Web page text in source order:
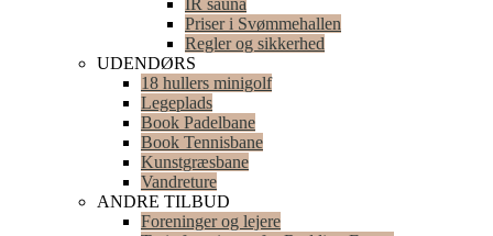
IR sauna
Priser i Svømmehallen
Regler og sikkerhed
UDENDØRS
18 hullers minigolf
Legeplads
Book Padelbane
Book Tennisbane
Kunstgræsbane
Vandreture
ANDRE TILBUD
Foreninger og lejere